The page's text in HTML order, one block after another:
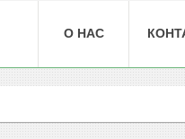
О НАС